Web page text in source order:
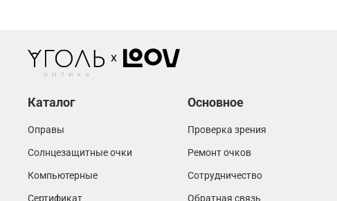
Каталог
Оправы
Солнцезащитные очки
Компьютерные
Основное
Проверка зрения
Ремонт очков
Сотрудничество